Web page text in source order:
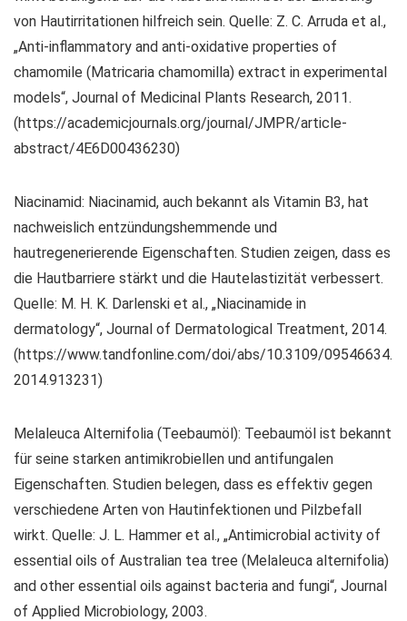
von Hautirritationen hilfreich sein. Quelle: Z. C. Arruda et al.,
„Anti-inflammatory and anti-oxidative properties of
chamomile (Matricaria chamomilla) extract in experimental
models“, Journal of Medicinal Plants Research, 2011.
(https://academicjournals.org/journal/JMPR/article-
abstract/4E6D00436230)
Niacinamid: Niacinamid, auch bekannt als Vitamin B3, hat
nachweislich entzündungshemmende und
hautregenerierende Eigenschaften. Studien zeigen, dass es
die Hautbarriere stärkt und die Hautelastizität verbessert.
Quelle: M. H. K. Darlenski et al., „Niacinamide in
dermatology“, Journal of Dermatological Treatment, 2014.
(https://www.tandfonline.com/doi/abs/10.3109/09546634.
2014.913231)
Melaleuca Alternifolia (Teebaumöl): Teebaumöl ist bekannt
für seine starken antimikrobiellen und antifungalen
Eigenschaften. Studien belegen, dass es effektiv gegen
verschiedene Arten von Hautinfektionen und Pilzbefall
wirkt. Quelle: J. L. Hammer et al., „Antimicrobial activity of
essential oils of Australian tea tree (Melaleuca alternifolia)
and other essential oils against bacteria and fungi“, Journal
of Applied Microbiology, 2003.